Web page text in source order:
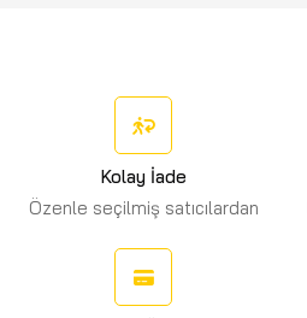
Kolay İade
Özenle seçilmiş satıcılardan